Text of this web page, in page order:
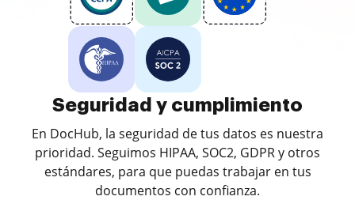
Seguridad y cumplimiento
En DocHub, la seguridad de tus datos es nuestra
prioridad. Seguimos HIPAA, SOC2, GDPR y otros
estándares, para que puedas trabajar en tus
documentos con confianza.